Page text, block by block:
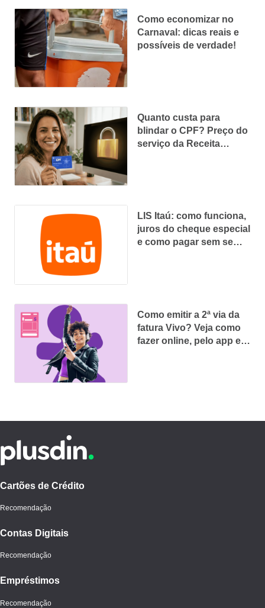
Como economizar no
Carnaval: dicas reais e
possíveis de verdade!
Quanto custa para
blindar o CPF? Preço do
serviço da Receita
LIS Itaú: como funciona,
juros do cheque especial
e como pagar sem se
Como emitir a 2ª via da
fatura Vivo? Veja como
fazer online, pelo app e
Cartões de Crédito
Recomendação
Contas Digitais
Recomendação
Empréstimos
Recomendação